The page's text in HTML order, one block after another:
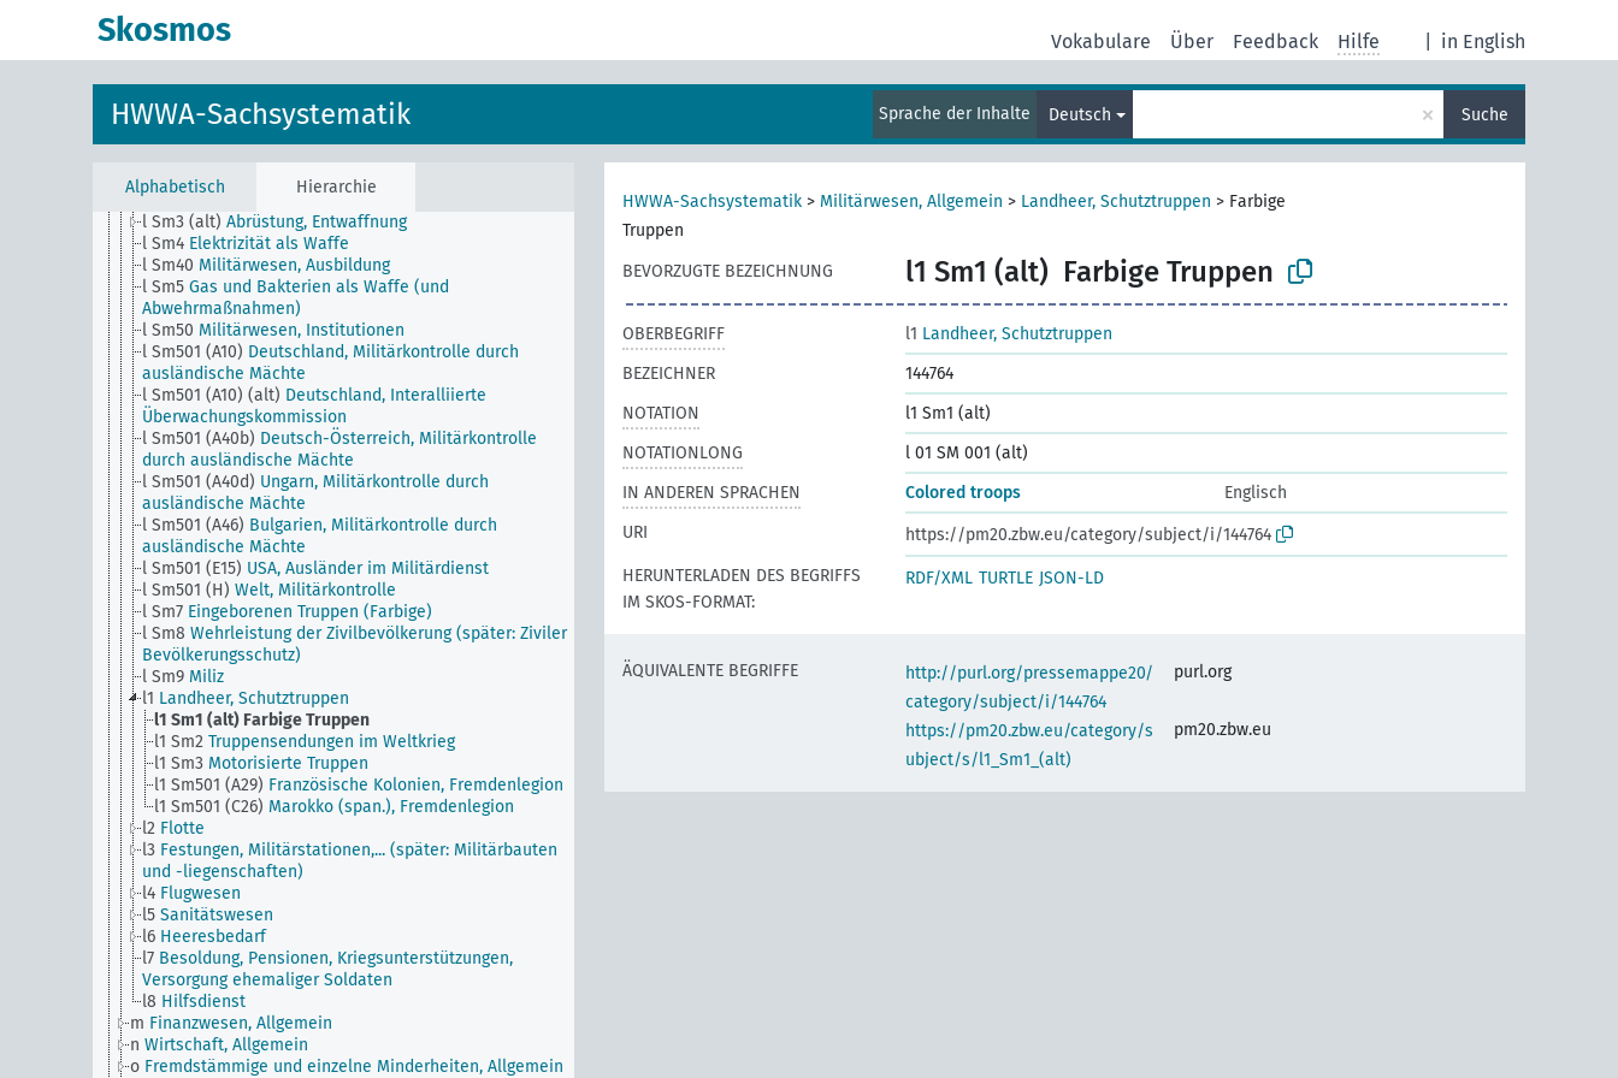
Skosmos in English
Vokabulare Über Feedback Hilfe
HWWA-Sachsystematik Sprache der Inhalte Deutsch × Suche
Alphabetisch Hierarchie
i Rechtspflege, Allgemein
l Sm11 Militärstrafrecht, Militärgerichtsbarkeit
Kriegsrecht, Allgemein
l Sm14 Evakuierung der Zivilbevölkerung
l Sm2
l Sm3 (alt) Abrüstung, Entwaffnung
l Sm4 Elektrizität als Waffe
l Sm40 Militärwesen, Ausbildung
l Sm5 Gas und Bakterien als Waffe (und
Abwehrmaßnahmen)
l Sm50 Militärwesen, Institutionen
l Sm501 (A10) Deutschland, Militärkontrolle durch
ausländische Mächte
l Sm501 (A10) (alt) Deutschland, Interalliierte
Überwachungskommission
l Sm501 (A40b) Deutsch-Österreich, Militärkontrolle
durch ausländische Mächte
l Sm501 (A40d) Ungarn, Militärkontrolle durch
ausländische Mächte
l Sm501 (A46) Bulgarien, Militärkontrolle durch
ausländische Mächte
l Sm501 (E15) USA, Ausländer im Militärdienst
l Sm501 (H) Welt, Militärkontrolle
l Sm7 Eingeborenen Truppen (Farbige)
l Sm8 Wehrleistung der Zivilbevölkerung (später: Ziviler
Bevölkerungsschutz)
l Sm9 Miliz
l1 Landheer, Schutztruppen
l1 Sm1 (alt) Farbige Truppen
l1 Sm2 Truppensendungen im Weltkrieg
l1 Sm3 Motorisierte Truppen
l1 Sm501 (A29) Französische Kolonien, Fremdenlegion
l1 Sm501 (C26) Marokko (span.), Fremdenlegion
l2 Flotte
l3 Festungen, Militärstationen,... (später: Militärbauten
und -liegenschaften)
l4 Flugwesen
l5 Sanitätswesen
l6 Heeresbedarf
l7 Besoldung, Pensionen, Kriegsunterstützungen,
Versorgung ehemaliger Soldaten
l8 Hilfsdienst
m Finanzwesen, Allgemein
n Wirtschaft, Allgemein
o Fremdstämmige und einzelne Minderheiten, Allgemein
HWWA-Sachsystematik > Militärwesen, Allgemein > Landheer, Schutztruppen > Farbige
Truppen
BEVORZUGTE BEZEICHNUNG
l1 Sm1 (alt) Farbige Truppen
OBERBEGRIFF l1 Landheer, Schutztruppen
BEZEICHNER
144764
NOTATION
l1 Sm1 (alt)
NOTATIONLONG
l 01 SM 001 (alt)
IN ANDEREN SPRACHEN
Colored troops
Englisch
URI
https://pm20.zbw.eu/category/subject/i/144764
HERUNTERLADEN DES BEGRIFFS
IM SKOS-FORMAT:
RDF/XML TURTLE JSON-LD
ÄQUIVALENTE BEGRIFFE
http://purl.org/pressemappe20/
category/subject/i/144764
purl.org
https://pm20.zbw.eu/category/s
ubject/s/l1_Sm1_(alt)
pm20.zbw.eu